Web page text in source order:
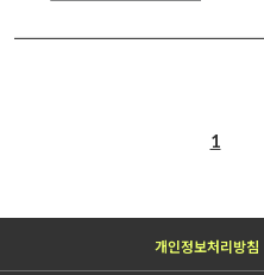
1
개인정보처리방침